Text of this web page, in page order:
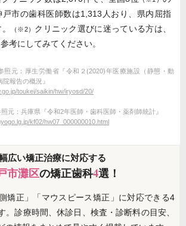
戸市の歯科医師数は1,313人おり、県内屈指
（※2） クリニック選びに迷っている方は、
考にしてみてください。
：厚生労働省『令和２(2020)年医療施設（静態・動
報告の概況』
toukei/saikin/hw/iryosd/20/
：兵庫県『令和2年医師・歯科医師・薬剤師統計』
kf02/hw07_000000010.html
広い矯正治療に対応する
市灘区の矯正歯科4選！
矯正」「マウスピース矯正」に対応できる4
。診療時間、休診日、検査・診断料の目安、